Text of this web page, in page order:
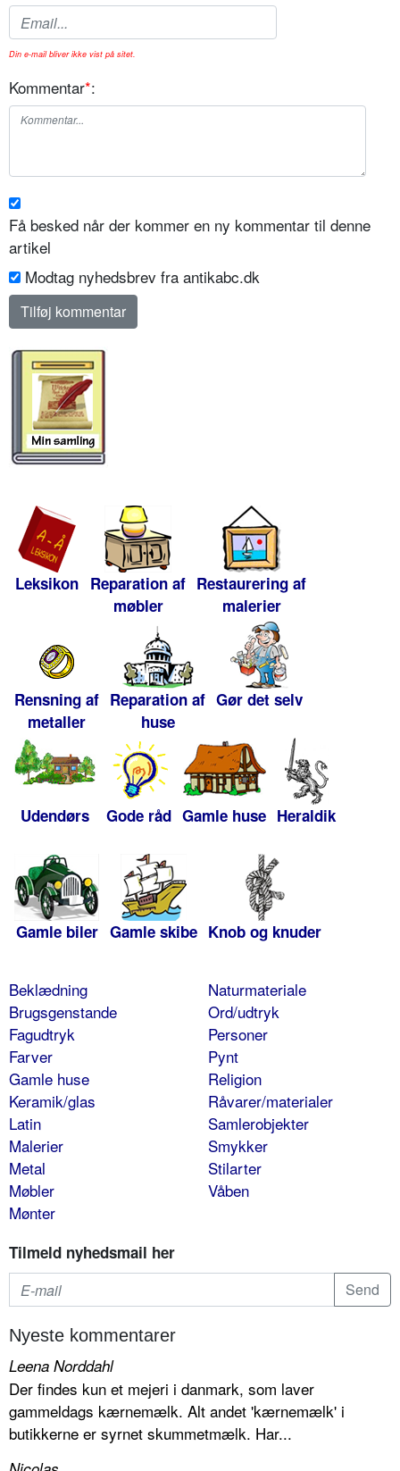
Din e-mail bliver ikke vist på sitet.
Kommentar*:
Få besked når der kommer en ny kommentar til denne
artikel
Modtag nyhedsbrev fra antikabc.dk
Leksikon Reparation af
møbler
Restaurering af
malerier
Rensning af
metaller
Reparation af
huse
Gør det selv
Udendørs Gode råd Gamle huse Heraldik
Gamle biler Gamle skibe Knob og knuder
Beklædning
Brugsgenstande
Fagudtryk
Farver
Gamle huse
Keramik/glas
Latin
Malerier
Metal
Møbler
Mønter
Naturmateriale
Ord/udtryk
Personer
Pynt
Religion
Råvarer/materialer
Samlerobjekter
Smykker
Stilarter
Våben
Tilmeld nyhedsmail her
Nyeste kommentarer
Leena Norddahl
Der findes kun et mejeri i danmark, som laver
gammeldags kærnemælk. Alt andet 'kærnemælk' i
butikkerne er syrnet skummetmælk. Har...